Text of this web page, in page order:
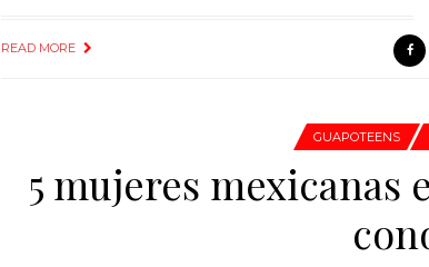
READ MORE
GUAPOTEENS
5 mujeres mexicanas